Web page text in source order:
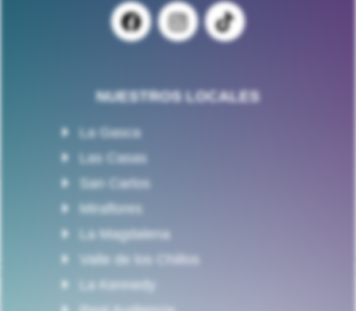
NUESTROS LOCALES
La Gasca
Las Casas
San Carlos
Miraflores
La Magdalena
Valle de los Chillos
La Kennedy